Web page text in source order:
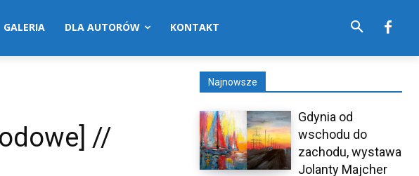
GALERIA DLA AUTORÓW KONTAKT
//
Najnowsze
Gdynia od
wschodu do
zachodu, wystawa
Jolanty Majcher